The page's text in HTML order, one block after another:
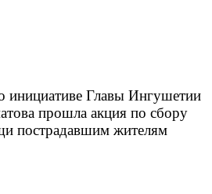
инициативе Главы Ингушетии
прошла акция по сбору
пострадавшим жителям